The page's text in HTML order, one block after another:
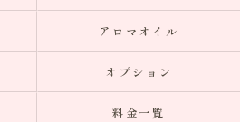
アロマオイル
オプション
料金一覧